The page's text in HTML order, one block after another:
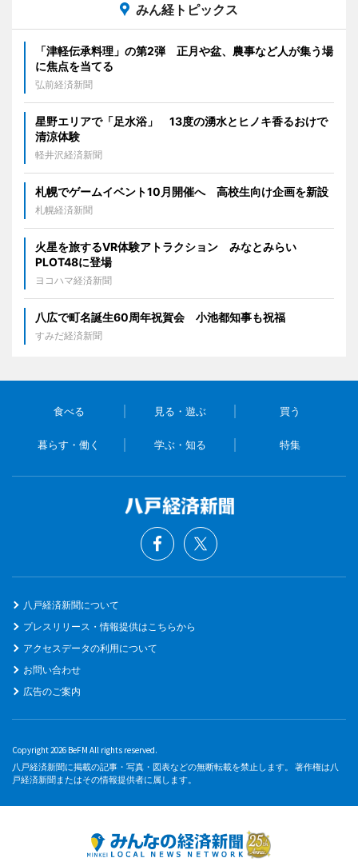
みん経トピックス
「津軽伝承料理」の第2弾 正月や盆、農事など人が集う場
に焦点を当てる
弘前経済新聞
星野エリアで「足水浴」 13度の湧水とヒノキ香るおけで
清涼体験
軽井沢経済新聞
札幌でゲームイベント10月開催へ 高校生向け企画を新設
札幌経済新聞
火星を旅するVR体験アトラクション みなとみらい
PLOT48に登場
ヨコハマ経済新聞
八広で町名誕生60周年祝賀会 小池都知事も祝福
すみだ経済新聞
食べる 見る・遊ぶ 買う
暮らす・働く 学ぶ・知る 特集
八戸経済新聞について
プレスリリース・情報提供はこちらから
アクセスデータの利用について
お問い合わせ
広告のご案内
Copyright 2026 BeFM All rights reserved.
八戸経済新聞に掲載の記事・写真・図表などの無断転載を禁止します。 著作権は八
戸経済新聞またはその情報提供者に属します。